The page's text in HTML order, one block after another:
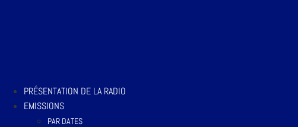
PRÉSENTATION DE LA RADIO
EMISSIONS
PAR DATES